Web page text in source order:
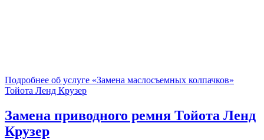
Подробнее об услуге «Замена маслосъемных колпачков»
Тойота Ленд Крузер
Замена приводного ремня Тойота Ленд
Крузер